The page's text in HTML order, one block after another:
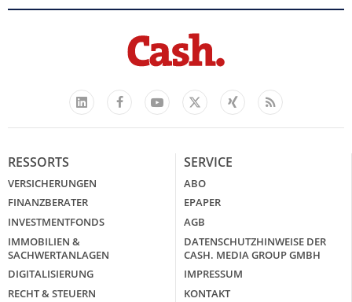
LinkedIn
FacebookYouTube
X
Xing Feed
RESSORTS
VERSICHERUNGEN
FINANZBERATER
INVESTMENTFONDS
IMMOBILIEN &
SACHWERTANLAGEN
DIGITALISIERUNG
RECHT & STEUERN
SERVICE
ABO
EPAPER
AGB
DATENSCHUTZHINWEISE DER
CASH. MEDIA GROUP GMBH
IMPRESSUM
KONTAKT